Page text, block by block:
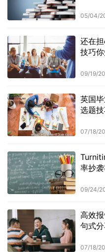
05/04/
还在
技巧
09/19/
英国
选题
07/18/
率抄
09/24/
高效
句式
07/18/